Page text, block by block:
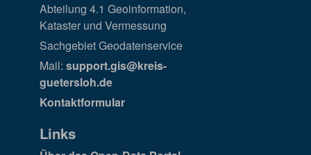
Abteilung 4.1 Geoinformation,
Kataster und Vermessung
Sachgebiet Geodatenservice
Mail: support.gis@kreis-
guetersloh.de
Kontaktformular
Links